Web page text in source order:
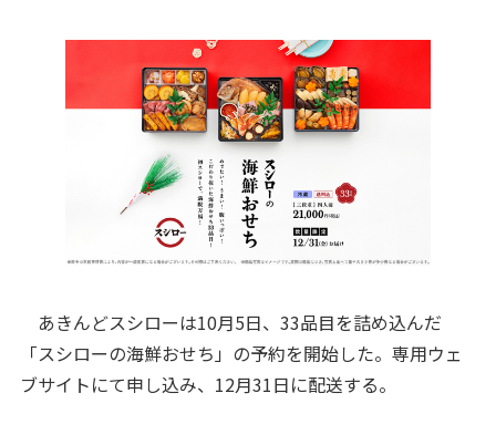
あきんどスシローは10月5日、33品目を詰め込んだ
「スシローの海鮮おせち」の予約を開始した。専用ウェ
ブサイトにて申し込み、12月31日に配送する。